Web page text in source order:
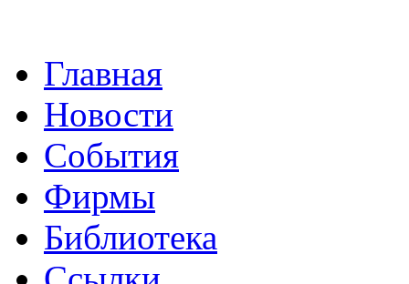
Главная
Новости
События
Фирмы
Библиотека